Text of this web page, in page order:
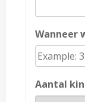
Wanneer
Aantal